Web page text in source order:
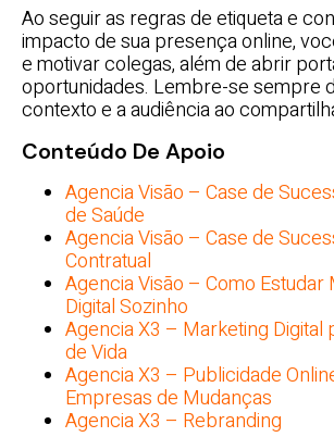
Ao seguir as regras de etiqueta e
impacto de sua presença online,
e motivar colegas, além de abrir
oportunidades. Lembre-se sempre
contexto e a audiência ao
Conteúdo De Apoio
Agencia Visão – Case de
de Saúde
Agencia Visão – Case de
Contratual
Agencia Visão – Como Estudar
Digital Sozinho
Agencia X3 – Marketing Digital
de Vida
Agencia X3 – Publicidade
Empresas de Mudanças
Agencia X3 – Rebranding